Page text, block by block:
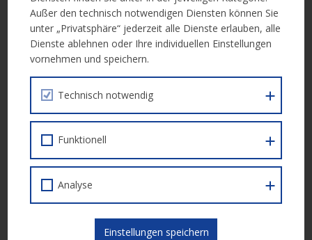
Qualifizierung mit System ist eine modulare Ausbildung, welche
eine praxisnahe Qualifizierung in zwei Berufsfeldern ermöglicht:
Metallbearbeitung oder Lager/Logistik. Nach persönlicher
Standort-Ermittlung und Erfassung der individuellen
Kompetenzen und Fähigkeiten wählen die Teilnehmenden einen
Schwerpunkt (Qualifizierungsschiene) und absolvieren
grundlegende Module wie z. B. Sägen, Feilen, Schweißen (Metall)
oder Lagerorganisation, Warenbereitstellung und
Staplerausbildung (Logistik). Ergänzt wird die Fachausbildung
durch sozialpädagogische Betreuung, Bewerbungstraining und
Coaching zur erfolgreichen (Re-)Integration in den Arbeitsmarkt.
Den Abschluss bildet eine kommissionelle Prüfung zur
„qualifizierten Hilfskraft“.
Außer den technisch notwendigen Diensten können Sie
unter „Privatsphäre“ jederzeit alle Dienste erlauben, alle
Dienste ablehnen oder Ihre individuellen Einstellungen
vornehmen und speichern.
Technisch notwendig
Funktionell
Analyse
Einstellungen speichern